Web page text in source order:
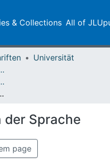
& Collections All of
Universität
Vol. 09 (1932) Heft 1
Sprache
der Sprache
page